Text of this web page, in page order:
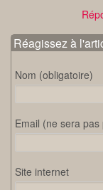
Réagissez à
Nom (obligatoire)
Email (ne sera
Site internet